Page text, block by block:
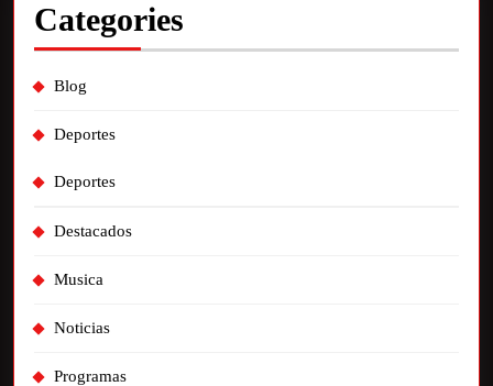
Categories
Blog
Deportes
Deportes
Destacados
Musica
Noticias
Programas